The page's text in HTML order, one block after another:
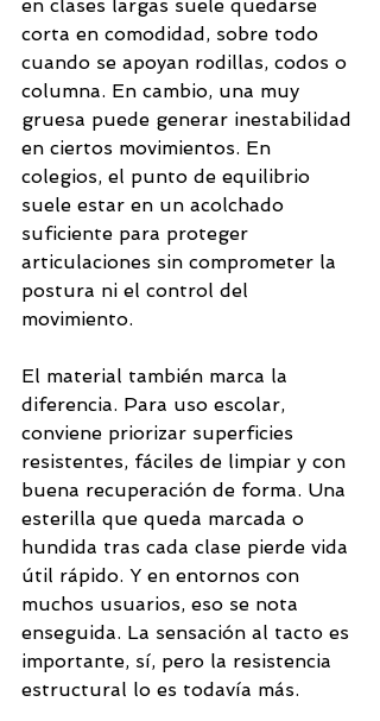
en clases largas suele quedarse
corta en comodidad, sobre todo
cuando se apoyan rodillas, codos o
columna. En cambio, una muy
gruesa puede generar inestabilidad
en ciertos movimientos. En
colegios, el punto de equilibrio
suele estar en un acolchado
suficiente para proteger
articulaciones sin comprometer la
postura ni el control del
movimiento.
El material también marca la
diferencia. Para uso escolar,
conviene priorizar superficies
resistentes, fáciles de limpiar y con
buena recuperación de forma. Una
esterilla que queda marcada o
hundida tras cada clase pierde vida
útil rápido. Y en entornos con
muchos usuarios, eso se nota
enseguida. La sensación al tacto es
importante, sí, pero la resistencia
estructural lo es todavía más.